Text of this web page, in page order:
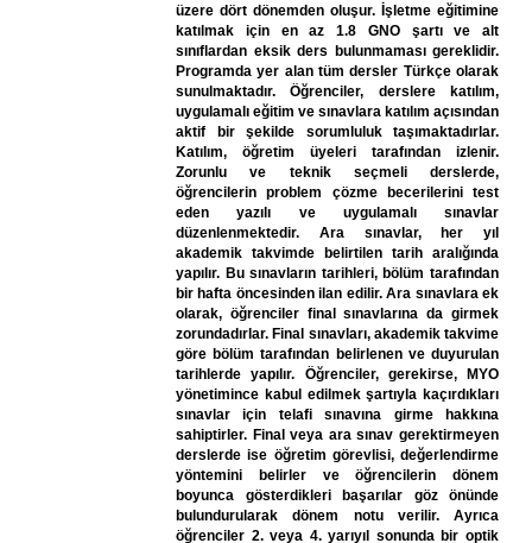
üzere dört dönemden oluşur. İşletme eğitimine
katılmak için en az 1.8 GNO şartı ve alt
sınıflardan eksik ders bulunmaması gereklidir.
Programda yer alan tüm dersler Türkçe olarak
sunulmaktadır. Öğrenciler, derslere katılım,
uygulamalı eğitim ve sınavlara katılım açısından
aktif bir şekilde sorumluluk taşımaktadırlar.
Katılım, öğretim üyeleri tarafından izlenir.
Zorunlu ve teknik seçmeli derslerde,
öğrencilerin problem çözme becerilerini test
eden yazılı ve uygulamalı sınavlar
düzenlenmektedir. Ara sınavlar, her yıl
akademik takvimde belirtilen tarih aralığında
yapılır. Bu sınavların tarihleri, bölüm tarafından
bir hafta öncesinden ilan edilir. Ara sınavlara ek
olarak, öğrenciler final sınavlarına da girmek
zorundadırlar. Final sınavları, akademik takvime
göre bölüm tarafından belirlenen ve duyurulan
tarihlerde yapılır. Öğrenciler, gerekirse, MYO
yönetimince kabul edilmek şartıyla kaçırdıkları
sınavlar için telafi sınavına girme hakkına
sahiptirler. Final veya ara sınav gerektirmeyen
derslerde ise öğretim görevlisi, değerlendirme
yöntemini belirler ve öğrencilerin dönem
boyunca gösterdikleri başarılar göz önünde
bulundurularak dönem notu verilir. Ayrıca
öğrenciler 2. veya 4. yarıyıl sonunda bir optik